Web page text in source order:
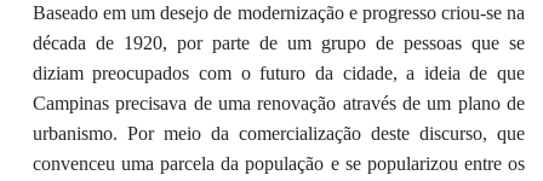
Baseado em um desejo de modernização e progresso criou-se na
década de 1920, por parte de um grupo de pessoas que se
diziam preocupados com o futuro da cidade, a ideia de que
Campinas precisava de uma renovação através de um plano de
urbanismo. Por meio da comercialização deste discurso, que
convenceu uma parcela da população e se popularizou entre os